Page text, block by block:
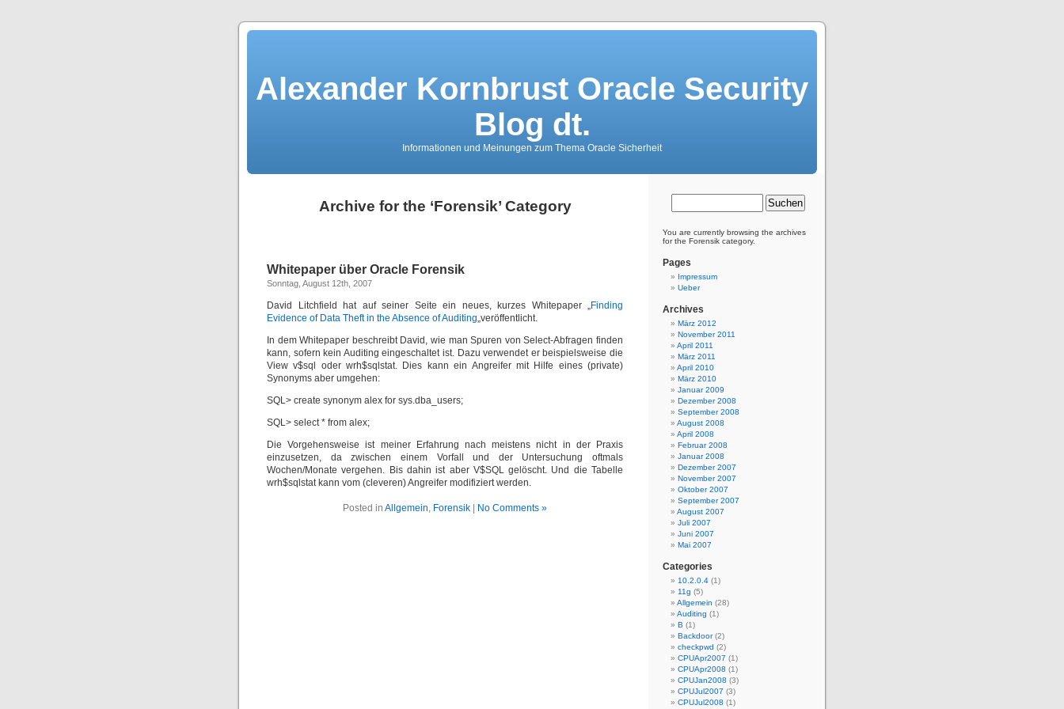
Alexander Kornbrust Oracle Security
Blog dt.
Informationen und Meinungen zum Thema Oracle Sicherheit
Archive for the ‘Forensik’ Category
Whitepaper über Oracle Forensik
Sonntag, August 12th, 2007
David Litchfield hat auf seiner Seite ein neues, kurzes Whitepaper „Finding
Evidence of Data Theft in the Absence of Auditing„veröffentlicht.
In dem Whitepaper beschreibt David, wie man Spuren von Select-Abfragen finden
kann, sofern kein Auditing eingeschaltet ist. Dazu verwendet er beispielsweise die
View v$sql oder wrh$sqlstat. Dies kann ein Angreifer mit Hilfe eines (private)
Synonyms aber umgehen:
SQL> create synonym alex for sys.dba_users;
SQL> select * from alex;
Die Vorgehensweise ist meiner Erfahrung nach meistens nicht in der Praxis
einzusetzen, da zwischen einem Vorfall und der Untersuchung oftmals
Wochen/Monate vergehen. Bis dahin ist aber V$SQL gelöscht. Und die Tabelle
wrh$sqlstat kann vom (cleveren) Angreifer modifiziert werden.
Posted in Allgemein, Forensik No Comments »
You are currently browsing the archives
for the Forensik category.
Pages
Impressum
Ueber
Archives
März 2012
November 2011
April 2011
März 2011
April 2010
März 2010
Januar 2009
Dezember 2008
September 2008
August 2008
April 2008
Februar 2008
Januar 2008
Dezember 2007
November 2007
Oktober 2007
September 2007
August 2007
Juli 2007
Juni 2007
Mai 2007
Categories
10.2.0.4 (1)
11g (5)
Allgemein (28)
Auditing (1)
B (1)
Backdoor(2)
checkpwd (2)
CPUApr2007 (1)
CPUApr2008 (1)
CPUJan2008 (3)
CPUJul2007 (3)
CPUJul2008 (1)